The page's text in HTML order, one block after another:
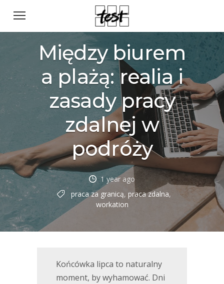
Między biurem
a plażą: realia i
zasady pracy
zdalnej w
podróży
1 year ago
praca za granicą, praca zdalna,
workation
Końcówka lipca to naturalny
moment, by wyhamować. Dni